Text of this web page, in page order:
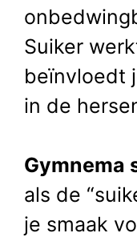
Suiker
beïnvloedt
in de
Gymnema
als de
je smaak